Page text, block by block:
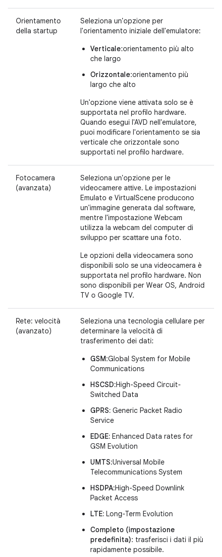
Orientamento
della startup
Seleziona un'opzione per
l'orientamento iniziale dell'emulatore:
Verticale:orientamento più alto
che largo
Orizzontale:orientamento più
largo che alto
Un'opzione viene attivata solo se è
supportata nel profilo hardware.
Quando esegui l'AVD nell'emulatore,
puoi modificare l'orientamento se sia
verticale che orizzontale sono
supportati nel profilo hardware.
Fotocamera
(avanzata)
Seleziona un'opzione per le
videocamere attive. Le impostazioni
Emulato e VirtualScene producono
un'immagine generata dal software,
mentre l'impostazione Webcam
utilizza la webcam del computer di
sviluppo per scattare una foto.
Le opzioni della videocamera sono
disponibili solo se una videocamera è
supportata nel profilo hardware. Non
sono disponibili per Wear OS, Android
TV o Google TV.
Rete: velocità
(avanzato)
Seleziona una tecnologia cellulare per
determinare la velocità di
trasferimento dei dati:
GSM:Global System for Mobile
Communications
HSCSD:High-Speed Circuit-
Switched Data
GPRS: Generic Packet Radio
Service
EDGE: Enhanced Data rates for
GSM Evolution
UMTS:Universal Mobile
Telecommunications System
HSDPA:High-Speed Downlink
Packet Access
LTE: Long-Term Evolution
Completo (impostazione
predefinita): trasferisci i dati il più
rapidamente possibile.